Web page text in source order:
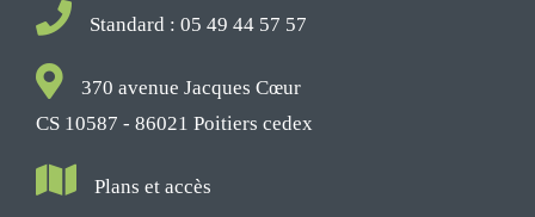
Standard : 05 49 44 57 57
370 avenue Jacques Cœur
CS 10587 - 86021 Poitiers cedex
Plans et accès